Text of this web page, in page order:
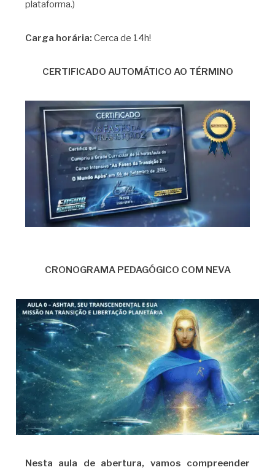
plataforma.)
Carga horária: Cerca de 14h!
CERTIFICADO AUTOMÁTICO AO TÉRMINO
CRONOGRAMA PEDAGÓGICO COM NEVA
Nesta aula de abertura, vamos compreender